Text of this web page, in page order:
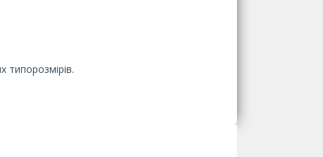
типорозмірів.